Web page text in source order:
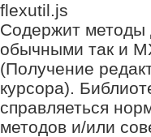
flexutil.js
Содержит методы
обычными так и
(Получение
курсора).
справляеться
методов и/или